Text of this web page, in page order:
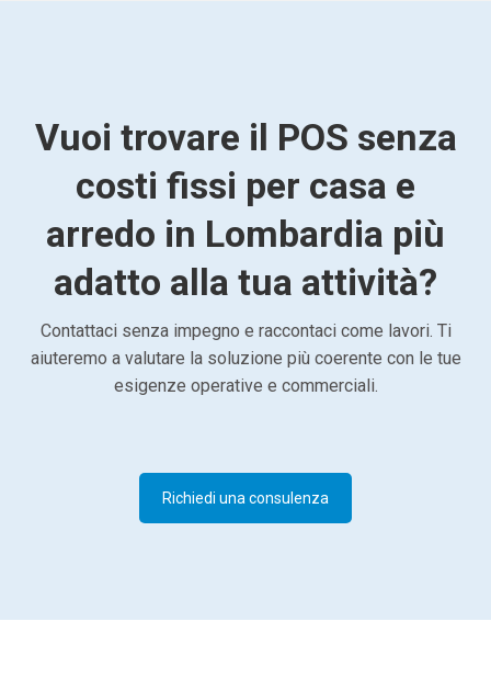
Vuoi trovare il POS senza
costi fissi per casa e
arredo in Lombardia più
adatto alla tua attività?
Contattaci senza impegno e raccontaci come lavori. Ti
aiuteremo a valutare la soluzione più coerente con le tue
esigenze operative e commerciali.
Richiedi una consulenza